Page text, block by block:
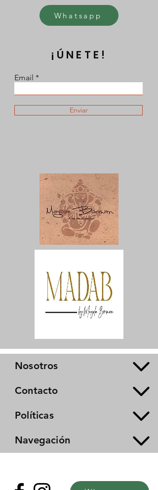
Whatsapp
¡ÚNETE!
Email
Enviar
Nosotros
Contacto
Políticas
Navegación